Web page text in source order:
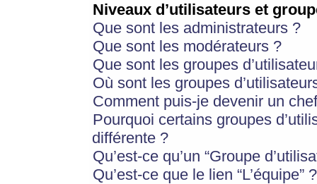
Niveaux d’utilisateurs et
Que sont les administrateurs ?
Que sont les modérateurs ?
Que sont les groupes
Où sont les groupes
Comment puis-je devenir un
Pourquoi certains groupes
différente ?
Qu’est-ce qu’un “Groupe
Qu’est-ce que le lien “L’équipe” ?